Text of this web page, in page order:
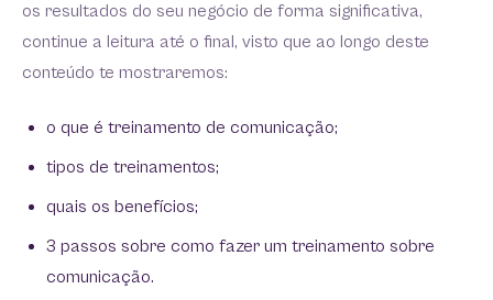
os resultados do seu negócio de forma significativa,
continue a leitura até o final, visto que ao longo deste
conteúdo te mostraremos:
o que é treinamento de comunicação;
tipos de treinamentos;
quais os benefícios;
3 passos sobre como fazer um treinamento sobre
comunicação.